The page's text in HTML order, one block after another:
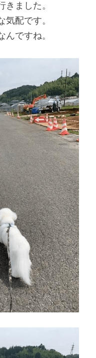
ました。
配です。
ですね。